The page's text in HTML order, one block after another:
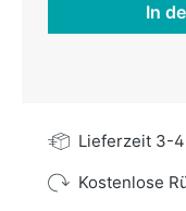
In
Lieferzeit 3-4
Kostenlose